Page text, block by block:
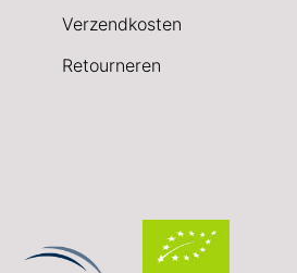
Verzendkosten
Retourneren